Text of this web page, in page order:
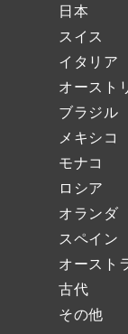
日本
スイス
イタリア
オースト
ブラジル
メキシコ
モナコ
ロシア
オランダ
スペイン
オースト
古代
その他